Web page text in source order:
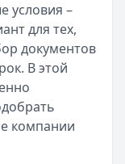
iPhone: что
iPhone
где
условия –
для тех,
документов
В этой
компании